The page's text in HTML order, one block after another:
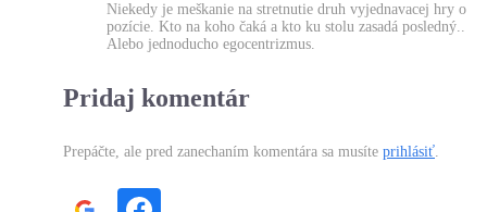
Niekedy je meškanie na stretnutie druh vyjednavacej hry o
pozície. Kto na koho čaká a kto ku stolu zasadá posledný..
Alebo jednoducho egocentrizmus.
Pridaj komentár
Prepáčte, ale pred zanechaním komentára sa musíte prihlásiť.